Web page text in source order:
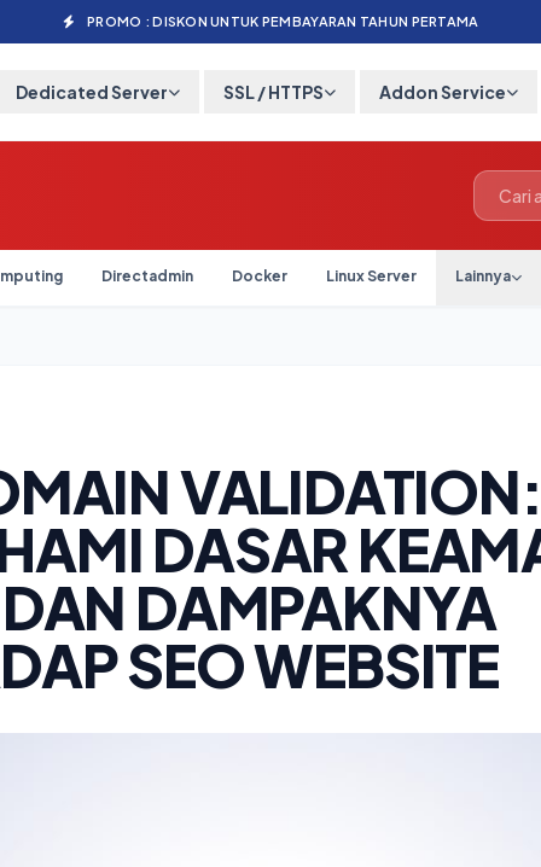
PROMO : DISKON UNTUK PEMBAYARAN TAHUN PERTAMA
Dedicated Server SSL / HTTPS Addon Service
Directadmin Docker Linux Server Lainnya
DASAR
DAMPAKNYA
SEO WEBSITE